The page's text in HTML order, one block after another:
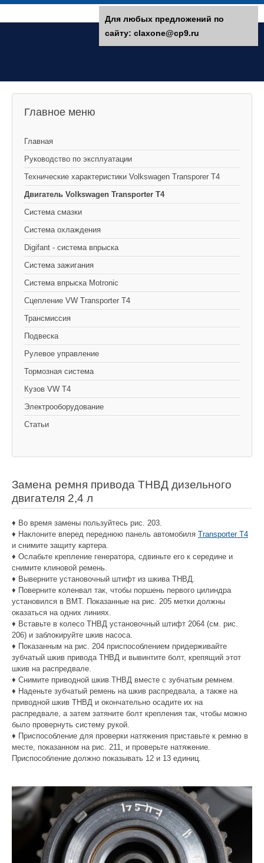
Главное меню
Главная
Руководство по эксплуатации
Технические характеристики Volkswagen Transporer T4
Двигатель Volkswagen Transporter T4
Система смазки
Система охлаждения
Digifant - система впрыска
Cистема зажигания
Система впрыска Motronic
Сцепление VW Transporter T4
Трансмиссия
Подвеска
Рулевое управление
Тормозная система
Кузов VW T4
Электрооборудование
Статьи
Замена ремня привода ТНВД дизельного
двигателя 2,4 л
♦ Во время замены пользуйтесь рис. 203.
♦ Наклоните вперед переднюю панель автомобиля Transporter T4
и снимите защиту картера.
♦ Ослабьте крепление генератора, сдвиньте его к середине и
снимите клиновой ремень.
♦ Выверните установочный штифт из шкива ТНВД.
♦ Поверните коленвал так, чтобы поршень первого цилиндра
установился в ВМТ. Показанные на рис. 205 метки должны
оказаться на одних линиях.
♦ Вставьте в колесо ТНВД установочный штифт 2064 (см. рис.
206) и заблокируйте шкив насоса.
♦ Показанным на рис. 204 приспособлением придерживайте
зубчатый шкив привода ТНВД и вывинтите болт, крепящий этот
шкив на распредвале.
♦ Снимите приводной шкив ТНВД вместе с зубчатым ремнем.
♦ Наденьте зубчатый ремень на шкив распредвала, а также на
приводной шкив ТНВД и окончательно осадите их на
распредвале, а затем затяните болт крепления так, чтобы можно
было провернуть систему рукой.
♦ Приспособление для проверки натяжения приставьте к ремню в
месте, показанном на рис. 211, и проверьте натяжение.
Приспособление должно показывать 12 и 13 единиц.
Для любых предложений по
сайту: claxone@cp9.ru